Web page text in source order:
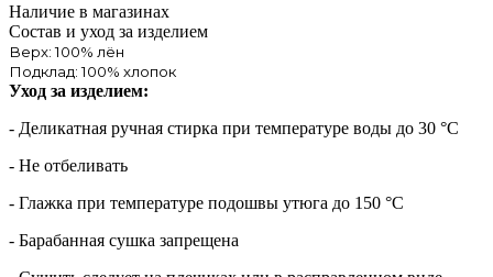
Наличие в магазинах
Состав и уход за изделием
Верх: 100% лён
Подклад: 100% хлопок
Уход за изделием:
- Деликатная ручная стирка при температуре воды до 30 °C
- Не отбеливать
- Глажка при температуре подошвы утюга до 150 °C
- Барабанная сушка запрещена